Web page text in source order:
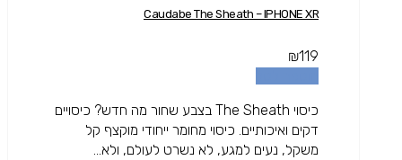
Caudabe The Sheath – IPHONE XR
₪119
כיסוי The Sheath בצבע שחור מה חדש? כיסויים
דקים ואיכותיים. כיסוי מחומר ייחודי מוקצף קל
משקל, נעים למגע, לא נשרט לעולם, ולא...